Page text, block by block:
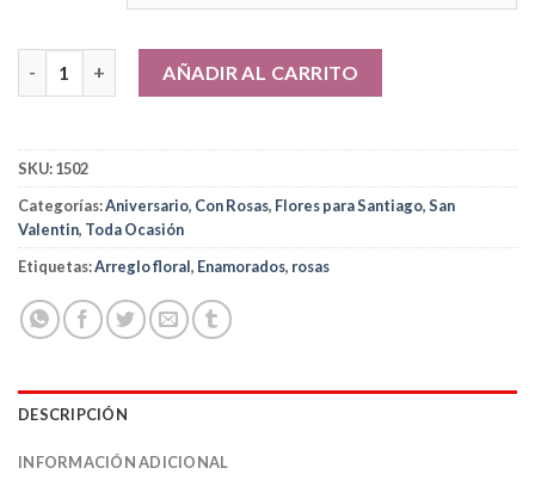
Corazón Floral de 30 Rosas Importadas cantidad
AÑADIR AL CARRITO
SKU:1502
Categorías:Aniversario, Con Rosas, Flores para Santiago,San
Valentin, Toda Ocasión
Etiquetas:Arreglo floral, Enamorados, rosas
DESCRIPCIÓN
INFORMACIÓN ADICIONAL